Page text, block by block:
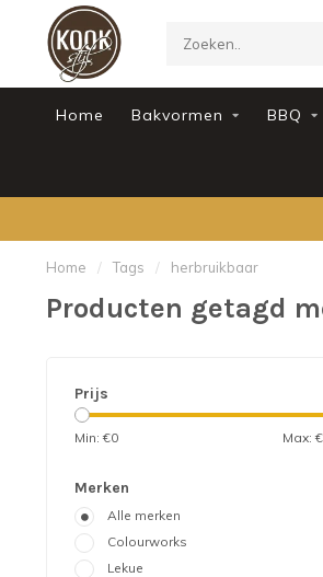
Home Bakvormen BBQ
Home / Tags / herbruikbaar
Producten getagd
Prijs
Min: €0 Max: €
Merken
Alle merken
Colourworks
Lekue